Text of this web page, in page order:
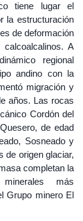
tiene lugar el
la estructuración
de deformación
A
regional
andino con la
migración y
años. Las rocas
Cordón del
de edad
Sosneado y
de origen glaciar,
completan la
más
Grupo minero El